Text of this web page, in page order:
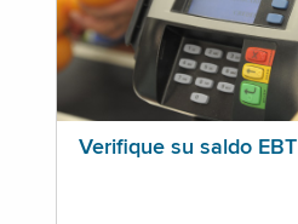
Verifique su saldo EBT